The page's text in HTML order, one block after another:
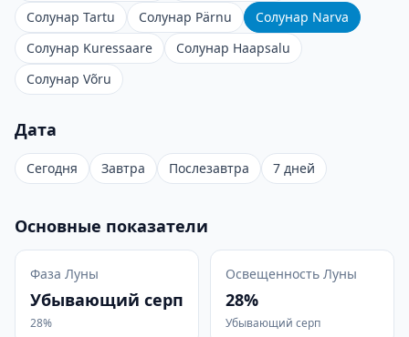
Солунар Tartu
Солунар Pärnu
Солунар Narva
Солунар Kuressaare
Солунар Haapsalu
Солунар Võru
Дата
Сегодня Завтра Послезавтра 7 дней
Основные показатели
Фаза Луны
Убывающий серп
28%
Освещенность Луны
28%
Убывающий серп